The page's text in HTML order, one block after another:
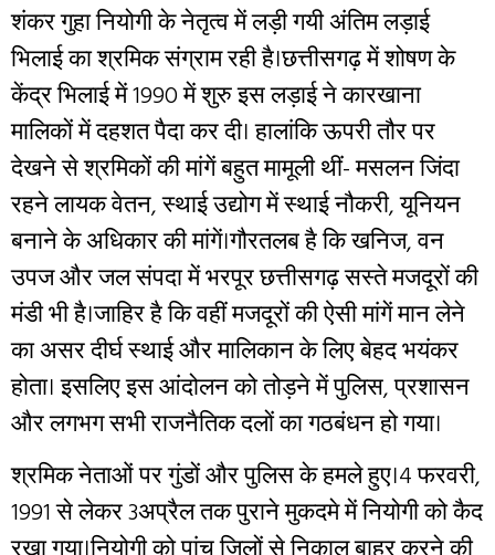
शंकर गुहा नियोगी के नेतृत्व में लड़ी गयी अंतिम लड़ाई
भिलाई का श्रमिक संग्राम रही है।छत्तीसगढ़ में शोषण के
केंद्र भिलाई में 1990 में शुरु इस लड़ाई ने कारखाना
मालिकों में दहशत पैदा कर दी। हालांकि ऊपरी तौर पर
देखने से श्रमिकों की मांगें बहुत मामूली थीं- मसलन जिंदा
रहने लायक वेतन, स्थाई उद्योग में स्थाई नौकरी, यूनियन
बनाने के अधिकार की मांगें।गौरतलब है कि खनिज, वन
उपज और जल संपदा में भरपूर छत्तीसगढ़ सस्ते मजदूरों की
मंडी भी है।जाहिर है कि वहीं मजदूरों की ऐसी मांगें मान लेने
का असर दीर्घ स्थाई और मालिकान के लिए बेहद भयंकर
होता। इसलिए इस आंदोलन को तोड़ने में पुलिस, प्रशासन
और लगभग सभी राजनैतिक दलों का गठबंधन हो गया।
श्रमिक नेताओं पर गुंडों और पुलिस के हमले हुए।4 फरवरी,
1991 से लेकर 3अप्रैल तक पुराने मुकदमे में नियोगी को कैद